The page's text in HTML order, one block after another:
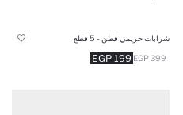
شرابات حريمي قطن - 5 قطع
199 EGP 399 EGP